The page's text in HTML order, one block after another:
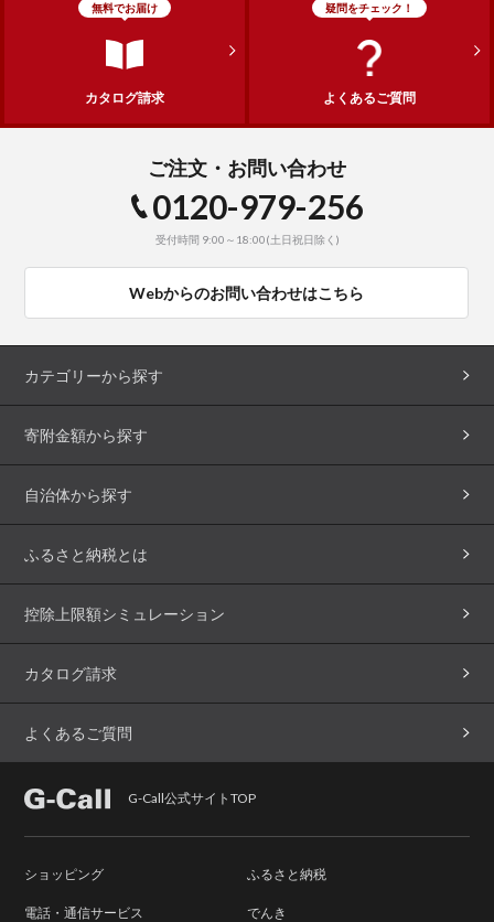
無料でお届け
カタログ請求
疑問をチェック！
よくあるご質問
ご注文・お問い合わせ
0120-979-256
受付時間 9:00～18:00(土日祝日除く)
Webからのお問い合わせはこちら
カテゴリーから探す
寄附金額から探す
自治体から探す
ふるさと納税とは
控除上限額シミュレーション
カタログ請求
よくあるご質問
G-Call公式サイトTOP
ショッピング ふるさと納税
電話・通信サービス でんき